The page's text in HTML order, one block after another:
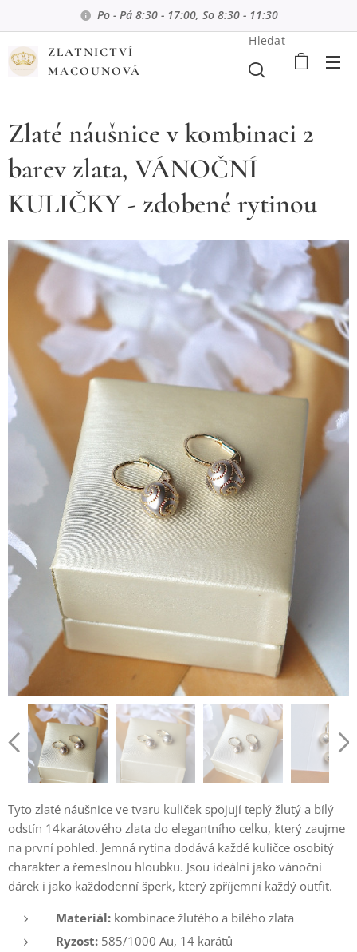
Po - Pá 8:30 - 17:00, So 8:30 - 11:30
ZLATNICTVÍ
MACOUNOVÁ
Hledat
Zlaté náušnice v kombinaci 2
barev zlata, VÁNOČNÍ
KULIČKY - zdobené rytinou
Tyto zlaté náušnice ve tvaru kuliček spojují teplý žlutý a bílý
odstín 14karátového zlata do elegantního celku, který zaujme
na první pohled. Jemná rytina dodává každé kuličce osobitý
charakter a řemeslnou hloubku. Jsou ideální jako vánoční
dárek i jako každodenní šperk, který zpříjemní každý outfit.
Materiál: kombinace žlutého a bílého zlata
Ryzost: 585/1000 Au, 14 karátů